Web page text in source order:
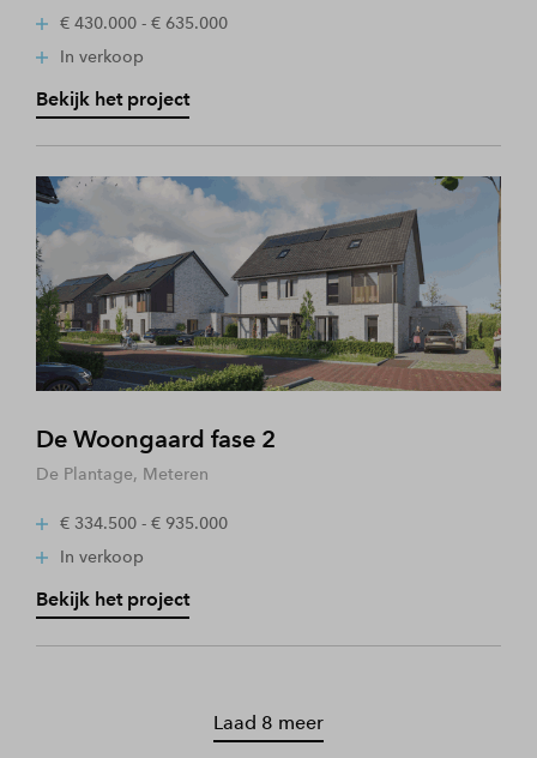
€ 430.000 - € 635.000
In verkoop
Bekijk het project
De Woongaard fase 2
De Plantage, Meteren
€ 334.500 - € 935.000
In verkoop
Bekijk het project
Laad 8 meer